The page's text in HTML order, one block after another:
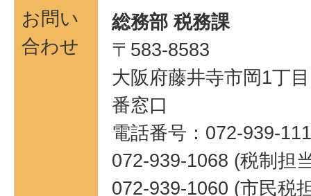
お問い
合わせ
総務部 税務課
〒583-8583
大阪府藤井寺市岡1丁
番窓口
電話番号：072-939-
072-939-1068 (税制担
072-939-1060 (市民税